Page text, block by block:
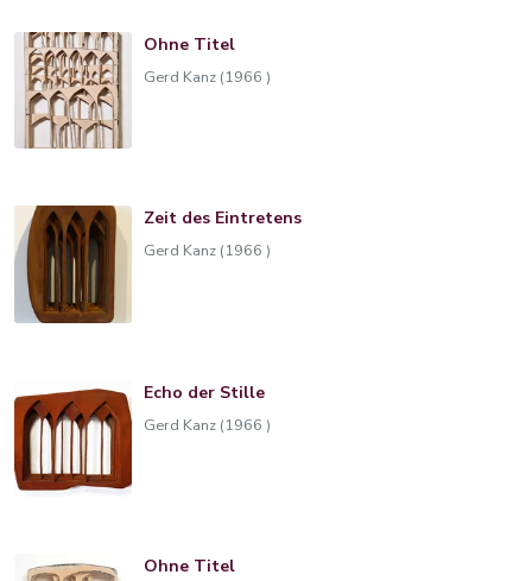
Ohne Titel
Gerd Kanz (1966 )
Zeit des Eintretens
Gerd Kanz (1966 )
Echo der Stille
Gerd Kanz (1966 )
Ohne Titel